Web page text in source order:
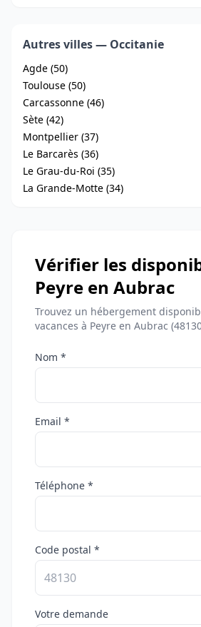
Autres villes — Occitanie
Agde (50)
Toulouse (50)
Carcassonne (46)
Sète (42)
Montpellier (37)
Le Barcarès (36)
Le Grau-du-Roi (35)
La Grande-Motte (34)
Vérifier les
Peyre en Aubrac
Trouvez un hébergement
vacances à Peyre en Aubrac
Nom *
Email *
Téléphone *
Code postal *
Votre demande